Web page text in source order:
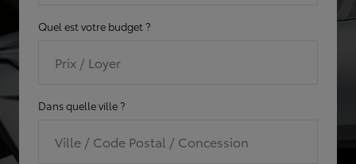
Quel est votre budget ?
Prix / Loyer
Dans quelle ville ?
Ville / Code Postal / Concession